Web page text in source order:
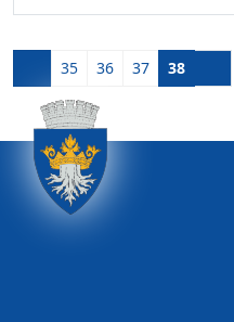
35 36 37 38